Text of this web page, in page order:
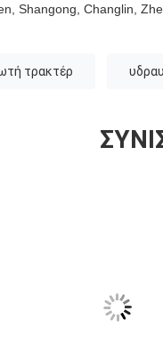
Shangong, Changlin,
τρακτέρ